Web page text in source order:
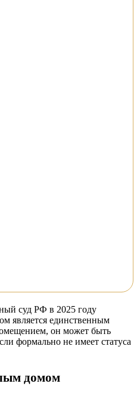
суд РФ в 2025 году
является единственным
он может быть
формально не имеет статуса
домом